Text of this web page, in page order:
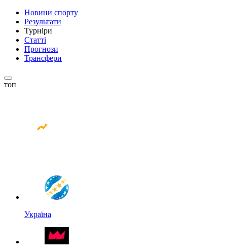
Новини спорту
Результати
Турніри
Статті
Прогнози
Трансфери
топ
Україна